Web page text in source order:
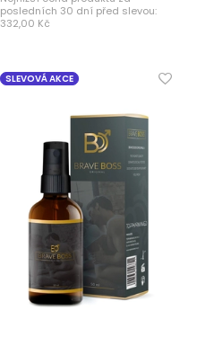
posledních 30 dní před slevou:
332,00 Kč
SLEVOVÁ AKCE